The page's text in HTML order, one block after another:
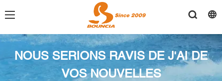
NOUS SERIONS RAVIS DE J'AI DE
VOS NOUVELLES